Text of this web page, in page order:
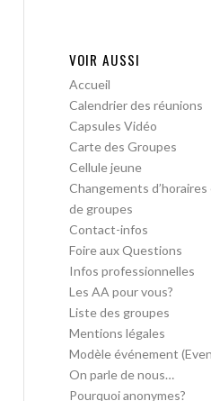
VOIR AUSSI
Accueil
Calendrier des réunions
Capsules Vidéo
Carte des Groupes
Cellule jeune
Changements
de groupes
Contact-infos
Foire aux Questions
Infos professionnelles
Les AA pour vous?
Liste des groupes
Mentions légales
Modèle événement
On parle de nous…
Pourquoi anonymes?